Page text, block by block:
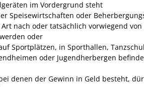
im Vordergrund steht
Speisewirtschaften oder
nach oder tatsächlich vorwiegend
oder
Sportplätzen, in Sporthallen,
oder Jugendherbergen
denen der Gewinn in Geld besteht,